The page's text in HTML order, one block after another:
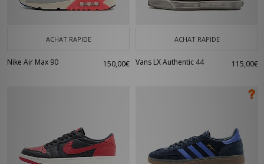
ACHAT RAPIDE
Nike Air Max 90 150,00€
ACHAT RAPIDE
Vans LX Authentic 44 115,00€